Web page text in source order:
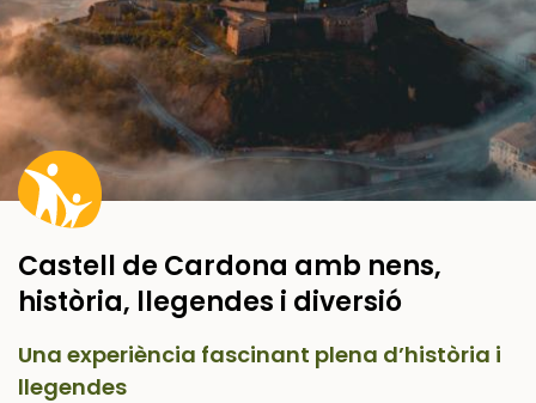
Castell de Cardona amb nens,
història, llegendes i diversió
Una experiència fascinant plena d’història i
llegendes